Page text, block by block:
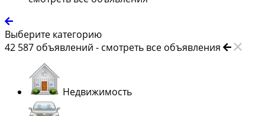
Выберите категорию
42 587 объявлений - смотреть все объявления
Недвижимость